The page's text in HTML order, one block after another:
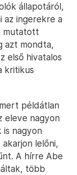
állapotáról,
az ingerekre a
mutatott
azt mondta,
első hivatalos
kritikus
példátlan
eleve nagyon
is nagyon
lelőni,
A hírre Abe
több